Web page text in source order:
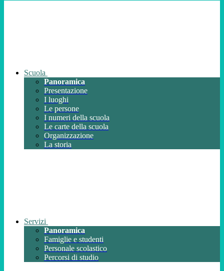
Scuola
Panoramica
Presentazione
I luoghi
Le persone
I numeri della scuola
Le carte della scuola
Organizzazione
La storia
Servizi
Panoramica
Famiglie e studenti
Personale scolastico
Percorsi di studio